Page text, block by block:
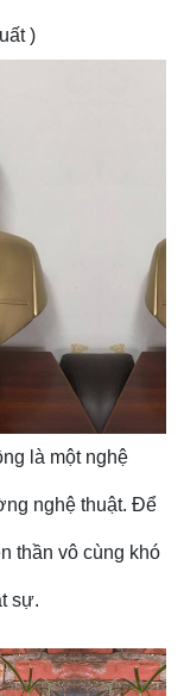
)
là một nghệ
nghệ thuật. Để
thần vô cùng khó
sự.